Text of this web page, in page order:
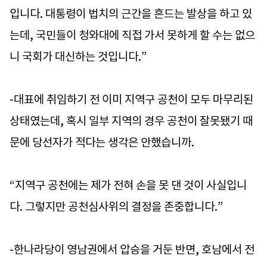
입니다. 대통령이 법치의 근간을 흔드는 발상을 하고 있
는데, 국민들이 청와대에 직접 가서 못하게 할 수는 없으
니 국회가 대신하는 것입니다.”
-대표에 취임하기 전 이미 지역구 공천이 모두 마무리된
상태였는데, 혹시 일부 지역의 경우 공천이 잘못됐기 때
문에 당선자가 적다는 생각은 안했습니까.
“지역구 공천에는 제가 전혀 손을 못 댄 것이 사실입니
다. 그렇지만 공천심사위의 결정을 존중합니다.”
-한나라당이 영남권에서 압승을 거둔 반면, 호남에서 전